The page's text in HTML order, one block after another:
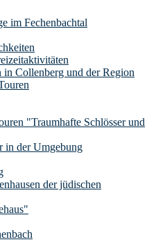
im Fechenbachtal
in Collenberg und der Region
"Traumhafte Schlösser und
in der Umgebung
der jüdischen